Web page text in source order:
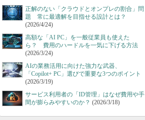
正解のない「クラウドとオンプレの割合」問
題 常に最適解を目指せる設計とは？
(2026/4/24)
高額な「AI PC」を一般従業員も使えた
ら？ 費用のハードルを一気に下げる方法
(2026/3/24)
AIの業務活用に向けた強力な武器、
「Copilot+ PC」選びで重要な3つのポイント
(2026/3/19)
サービス利用者の「ID管理」はなぜ費用や手
間が膨らみやすいのか？ (2026/3/18)